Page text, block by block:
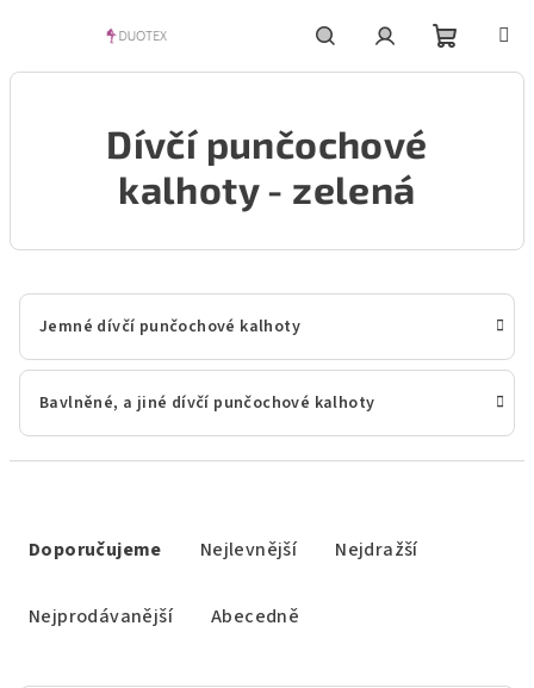
HledatPřihlášeníNákupní
Dívčí punčochové
kalhoty - zelená
Jemné dívčí punčochové kalhoty
Bavlněné, a jiné dívčí punčochové kalhoty
Doporučujeme Nejlevnější Nejdražší
Nejprodávanější Abecedně